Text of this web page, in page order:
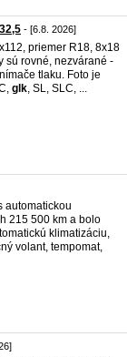
- [6.8. 2026]
priemer R18, 8x18
sú rovné, nezvárané -
tlaku. Foto je
glk, SL, SLC, ...
automatickou
215 500 km a bolo
klimatizáciu,
volant, tempomat,